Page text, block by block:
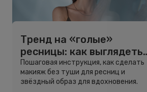
Тренд на «голые»
ресницы: как выглядеть
свежо, не используя тушь
Пошаговая инструкция, как сделать
макияж без туши для ресниц и
звёздный образ для вдохновения.